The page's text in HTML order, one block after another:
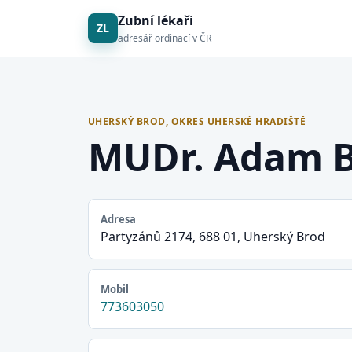
ZL Zubní lékaři
adresář ordinací v ČR
UHERSKÝ BROD, OKRES UHERSKÉ HRADIŠTĚ
MUDr. Adam
Adresa
Partyzánů 2174, 688 01, Uherský Brod
Mobil
773603050